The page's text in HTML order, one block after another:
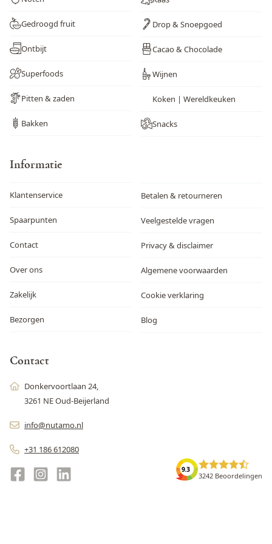
Gedroogd fruit
Ontbijt
Superfoods
Pitten & zaden
Bakken
Drop & Snoepgoed
Cacao & Chocolade
Wijnen
Koken | Wereldkeuken
Snacks
Informatie
Klantenservice
Spaarpunten
Contact
Over ons
Zakelijk
Bezorgen
Betalen & retourneren
Veelgestelde vragen
Privacy & disclaimer
Algemene voorwaarden
Cookie verklaring
Blog
Contact
Donkervoortlaan 24,
3261 NE Oud-Beijerland
info@nutamo.nl
+31 186 612080
9.3
3242 Beoordelingen